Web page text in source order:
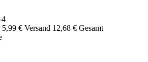
4
5,99 € Versand 12,68 € Gesamt